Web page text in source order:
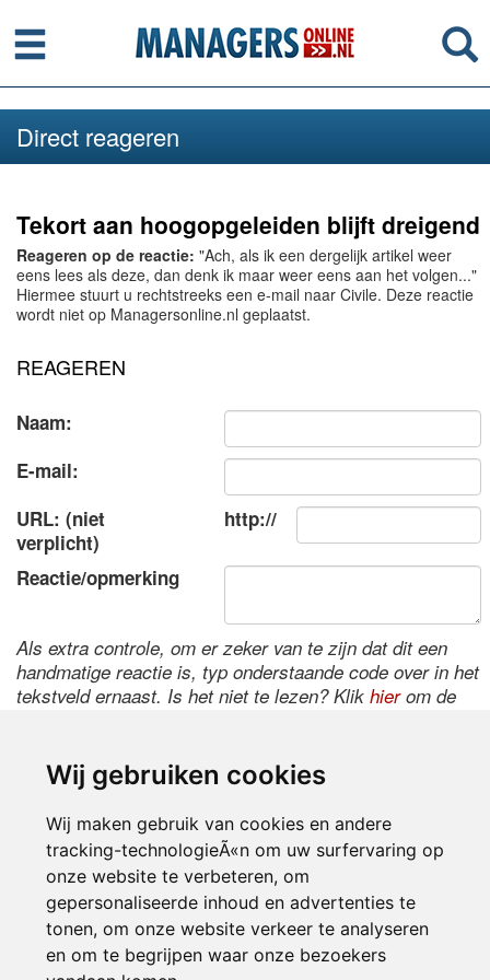
Wij gebruiken cookies
Wij maken gebruik van cookies en andere
tracking-technologieÃ«n om uw surfervaring op
onze website te verbeteren, om
gepersonaliseerde inhoud en advertenties te
tonen, om onze website verkeer te analyseren
en om te begrijpen waar onze bezoekers
Menu
Direct reageren
Tekort aan hoogopgeleiden blijft dreigend
Reageren op de reactie: "Ach, als ik een dergelijk artikel weer
eens lees als deze, dan denk ik maar weer eens aan het volgen..."
Hiermee stuurt u rechtstreeks een e-mail naar Civile. Deze reactie
wordt niet op Managersonline.nl geplaatst.
REAGEREN
Naam:
E-mail:
URL: (niet
verplicht)
http://
Reactie/opmerking
Als extra controle, om er zeker van te zijn dat dit een
handmatige reactie is, typ onderstaande code over in het
tekstveld ernaast. Is het niet te lezen? Klik hierom de
Inloggen